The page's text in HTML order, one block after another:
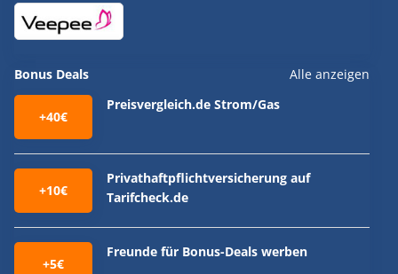
Bonus Deals Alle anzeigen
+40€
Preisvergleich.de Strom/Gas
+10€
Privathaftpflichtversicherung auf
Tarifcheck.de
+5€
Freunde für Bonus-Deals werben